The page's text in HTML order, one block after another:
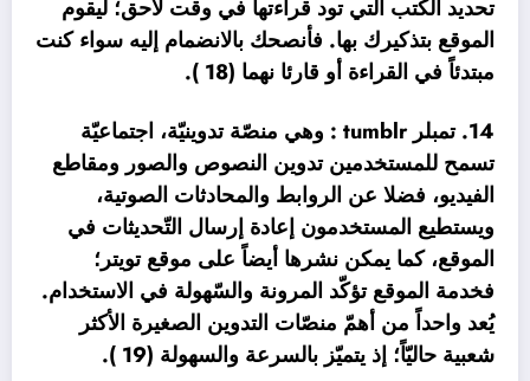
تحديد الكتب التي تود قراءتها في وقت لاحق؛ ليقوم
الموقع بتذكيرك بها. فأنصحك بالانضمام إليه سواء كنت
مبتدئاً في القراءة أو قارئا نهما (18 ).
14. تمبلر tumblr : وهي منصّة تدوينيّة، اجتماعيّة
تسمح للمستخدمين تدوين النصوص والصور ومقاطع
الفيديو، فضلا عن الروابط والمحادثات الصوتية،
ويستطيع المستخدمون إعادة إرسال التّحديثات في
الموقع، كما يمكن نشرها أيضاً على موقع تويتر؛
فخدمة الموقع تؤكّد المرونة والسّهولة في الاستخدام.
يُعد واحداً من أهمّ منصّات التدوين الصغيرة الأكثر
شعبية حاليّاً؛ إذ يتميّز بالسرعة والسهولة (19 ).